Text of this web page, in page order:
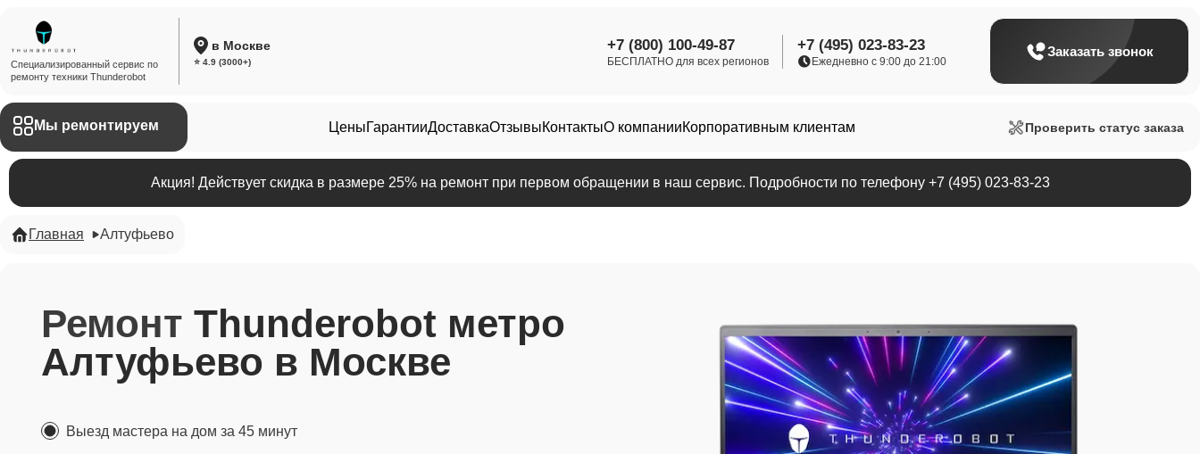
Специализированный сервис по
ремонту техники Thunderobot
в Москве
⭐ 4.9 (3000+)
+7 (800) 100-49-87
БЕСПЛАТНО для всех регионов
+7 (495) 023-83-23
Ежедневно с 9:00 до 21:00
Заказать звонок
Мы ремонтируем ЦеныГарантииДоставкаОтзывыКонтактыО компанииКорпоративным клиентам Проверить статус заказа
Акция! Действует скидка в размере 25% на ремонт при первом обращении в наш сервис. Подробности по телефону +7 (495) 023-83-23
Главная Алтуфьево
Ремонт Thunderobot метро
Алтуфьево в Москве
Выезд мастера на дом за 45 минут